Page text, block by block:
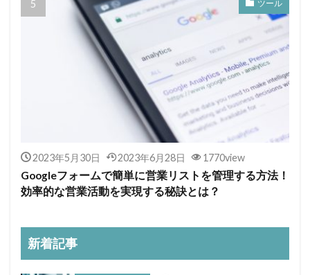
ツール
2023年5月30日 2023年6月28日 1770view
Googleフォームで簡単に営業リストを管理する方法！
効率的な営業活動を実現する秘訣とは？
新着記事